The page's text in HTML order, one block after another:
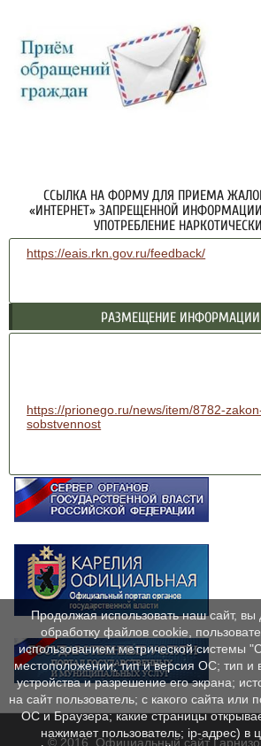
ССЫЛКА НА ФОРМУ ДЛЯ ПРИЕМА
«ИНТЕРНЕТ» ЗАПРЕЩЕННОЙ
УПОТРЕБЛЕНИЕ
https://eais.rkn.gov.ru/feedback/
РАЗМЕЩЕНИЕ ИНФОРМАЦИИ
https://prionego.ru/news/item/8782-
sobstvennost
© 2016. Официальный сайт
Продолжая использовать наш сайт, вы
обработку файлов cookie,
использованием метрической системы
местоположении; тип и версия ОС; тип и
устройства и разрешение его экрана;
на сайт пользователь; с какого сайта или
ОС и Браузера; какие страницы
нажимает пользователь; ip-адрес) в